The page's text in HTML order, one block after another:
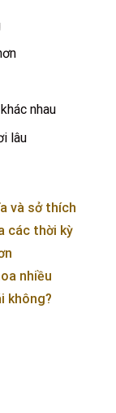
nhau
lâu
và sở thích
các thời kỳ
nhiều
không?